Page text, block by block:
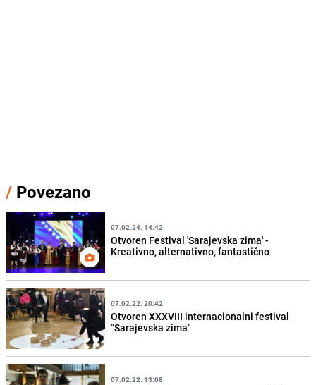
/ Povezano
07.02.24. 14:42
Otvoren Festival 'Sarajevska zima' -
Kreativno, alternativno, fantastično
07.02.22. 20:42
Otvoren XXXVIII internacionalni festival
"Sarajevska zima"
07.02.22. 13:08